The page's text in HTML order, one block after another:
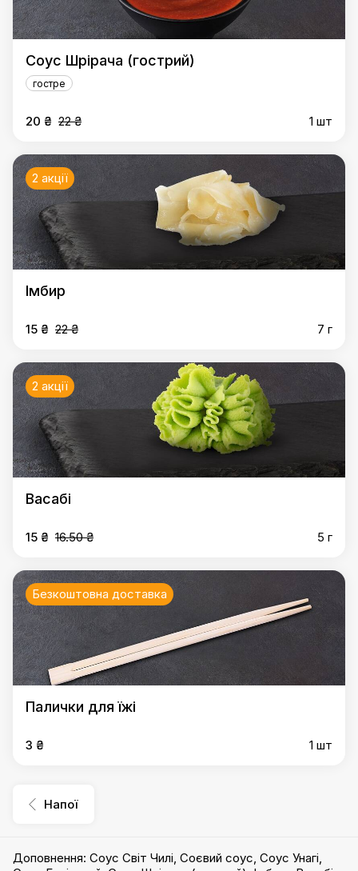
Соус Шрірача (гострий)
гостре
20 ₴ 22 ₴ 1 шт
2 акції
Імбир
15 ₴ 22 ₴ 7 г
2 акції
Васабі
15 ₴ 16.50 ₴ 5 г
Безкоштовна доставка
Палички для їжі
3 ₴ 1 шт
Напої
Доповнення: Соус Світ Чилі, Соєвий соус, Соус Унагі,